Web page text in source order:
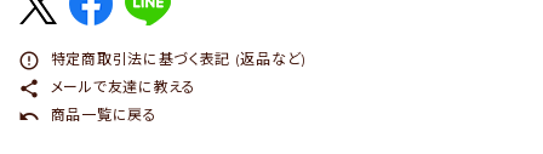
- 特定商取引法に基づく表記
- プライバシーポリシー
- 会員登録・メルマガ登録
error_outline 特定商取引法に基づく表記 (返品など)
share メールで友達に教える
undo 商品一覧に戻る